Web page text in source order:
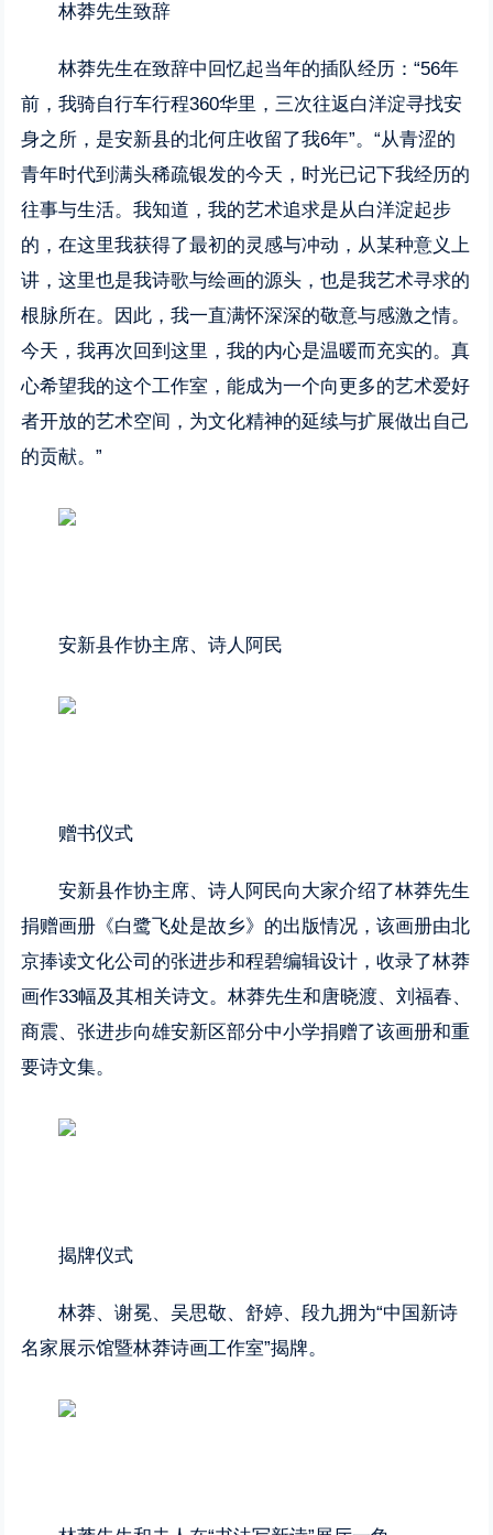
林莽先生致辞
林莽先生在致辞中回忆起当年的插队经历：“56年
前，我骑自行车行程360华里，三次往返白洋淀寻找安
身之所，是安新县的北何庄收留了我6年”。“从青涩的
青年时代到满头稀疏银发的今天，时光已记下我经历的
往事与生活。我知道，我的艺术追求是从白洋淀起步
的，在这里我获得了最初的灵感与冲动，从某种意义上
讲，这里也是我诗歌与绘画的源头，也是我艺术寻求的
根脉所在。因此，我一直满怀深深的敬意与感激之情。
今天，我再次回到这里，我的内心是温暖而充实的。真
心希望我的这个工作室，能成为一个向更多的艺术爱好
者开放的艺术空间，为文化精神的延续与扩展做出自己
的贡献。”
安新县作协主席、诗人阿民
赠书仪式
安新县作协主席、诗人阿民向大家介绍了林莽先生
捐赠画册《白鹭飞处是故乡》的出版情况，该画册由北
京捧读文化公司的张进步和程碧编辑设计，收录了林莽
画作33幅及其相关诗文。林莽先生和唐晓渡、刘福春、
商震、张进步向雄安新区部分中小学捐赠了该画册和重
要诗文集。
揭牌仪式
林莽、谢冕、吴思敬、舒婷、段九拥为“中国新诗
名家展示馆暨林莽诗画工作室”揭牌。